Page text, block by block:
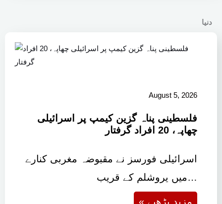
دنیا
August 5, 2026
فلسطینی پناہ گزین کیمپ پر اسرائیلی
چھاپہ، 20 افراد گرفتار
اسرائیلی فورسز نے مقبوضہ مغربی کنارے
میں یروشلم کے قریب…
« مزید پڑھیے